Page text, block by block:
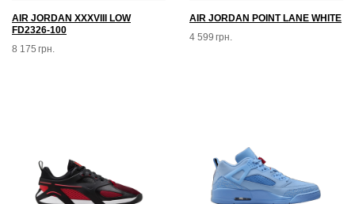
AIR JORDAN XXXVIII LOW
FD2326-100
8 175 грн.
AIR JORDAN POINT LANE WHITE
4 599 грн.